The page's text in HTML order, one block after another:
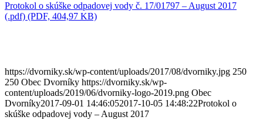
Protokol o skúške odpadovej vody č. 17/01797 – August 2017
(.pdf) (PDF, 404,97 KB)
https://dvorniky.sk/wp-content/uploads/2017/08/dvorniky.jpg 250
250 Obec Dvorníky https://dvorniky.sk/wp-
content/uploads/2019/06/dvorniky-logo-2019.png Obec
Dvorníky2017-09-01 14:46:052017-10-05 14:48:22Protokol o
skúške odpadovej vody – August 2017